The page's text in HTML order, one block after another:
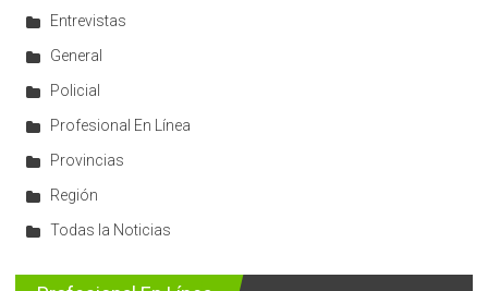
Entrevistas
General
Policial
Profesional En Línea
Provincias
Región
Todas la Noticias